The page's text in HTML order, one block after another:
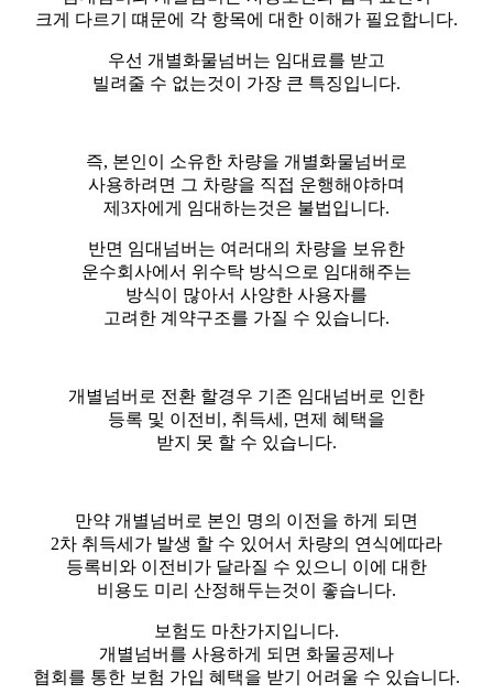
크게 다르기 떄문에 각 항목에 대한 이해가 필요합니다.
​우선 개별화물넘버는 임대료를 받고
빌려줄 수 없는것이 가장 큰 특징입니다.
즉, 본인이 소유한 차량을 개별화물넘버로
사용하려면 그 차량을 직접 운행해야하며
제3자에게 임대하는것은 불법입니다.
​반면 임대넘버는 여러대의 차량을 보유한
운수회사에서 위수탁 방식으로 임대해주는
방식이 많아서 사양한 사용자를
고려한 계약구조를 가질 수 있습니다.
개별넘버로 전환 할경우 기존 임대넘버로 인한
등록 및 이전비, 취득세, 면제 혜택을
받지 못 할 수 있습니다.
만약 개별넘버로 본인 명의 이전을 하게 되면
2차 취득세가 발생 할 수 있어서 차량의 연식에따라
등록비와 이전비가 달라질 수 있으니 이에 대한
비용도 미리 산정해두는것이 좋습니다.
​보험도 마찬가지입니다.
개별넘버를 사용하게 되면 화물공제나
협회를 통한 보험 가입 혜택을 받기 어려울 수 있습니다.